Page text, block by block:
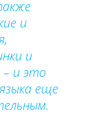
и
и
– и это
еще